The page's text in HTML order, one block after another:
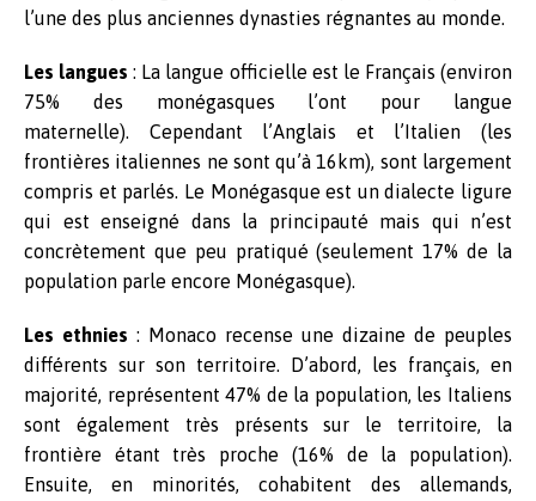
l’une des plus anciennes dynasties régnantes au monde.
Les langues: La langue officielle est le Français (environ
75% des monégasques l’ont pour langue
maternelle). Cependant l’Anglais et l’Italien (les
frontières italiennes ne sont qu’à 16km), sont largement
compris et parlés. Le Monégasque est un dialecte ligure
qui est enseigné dans la principauté mais qui n’est
concrètement que peu pratiqué (seulement 17% de la
population parle encore Monégasque).
Les ethnies : Monaco recense une dizaine de peuples
différents sur son territoire. D’abord, les français, en
majorité, représentent 47% de la population, les Italiens
sont également très présents sur le territoire, la
frontière étant très proche (16% de la population).
Ensuite, en minorités, cohabitent des allemands,